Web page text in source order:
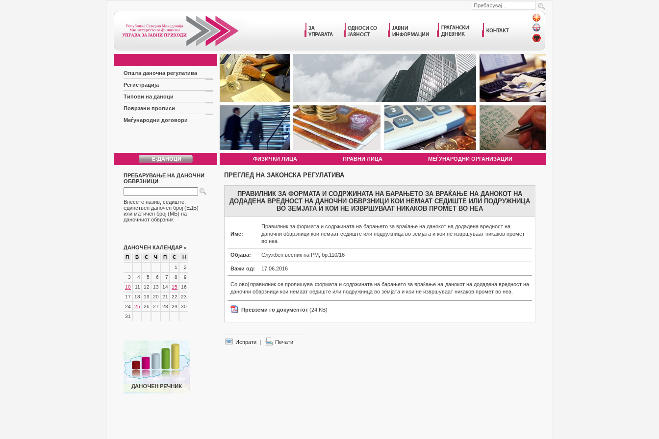
Општа даночна регулатива
Регистрација
Типови на даноци
Поврзани прописи
Меѓународни договори
ФИЗИЧКИ ЛИЦА ПРАВНИ ЛИЦА МЕЃУНАРОДНИ ОРГАНИЗАЦИИ
ПРЕБАРУВАЊЕ НА ДАНОЧНИ
ОБВРЗНИЦИ
Внесете назив, седиште,
единствен даночен број (ЕДБ)
или матичен број (МБ) на
даночниот обврзник
ДАНОЧЕН КАЛЕНДАР »
П В С Ч П С
Н
1
2
3
4 5 6 7 8
9
10
11 12 13 14 15
16
17
18 19 20 21 22
23
24
25 26 27 28 29
30
31
ПРЕГЛЕД НА ЗАКОНСКА РЕГУЛАТИВА
ПРАВИЛНИК ЗА ФОРМАТА И СОДРЖИНАТА НА БАРАЊЕТО ЗА ВРАЌАЊЕ НА ДАНОКОТ НА
ДОДАДЕНА ВРЕДНОСТ НА ДАНОЧНИ ОБВРЗНИЦИ КОИ НЕМААТ СЕДИШТЕ ИЛИ ПОДРУЖНИЦА
ВО ЗЕМЈАТА И КОИ НЕ ИЗВРШУВААТ НИКАКОВ ПРОМЕТ ВО НЕА
Име:
Правилник за формата и содржината на барањето за враќање на данокот на додадена вредност на
даночни обврзници кои немаат седиште или подружница во земјата и кои не извршуваат никаков промет
во неа
Објава: Службен весник на РМ, бр.110/16
Важи од: 17.06.2016
Со овој правилник се пропишува формата и содржината на барањето за враќање на данокот на додадена вредност на
даночни обврзници кои немаат седиште или подружница во земјата и кои не извршуваат никаков промет во неа.
Превземи го документот (24 KB)
Испрати | Печати